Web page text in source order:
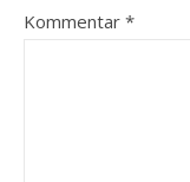
Kommentar *